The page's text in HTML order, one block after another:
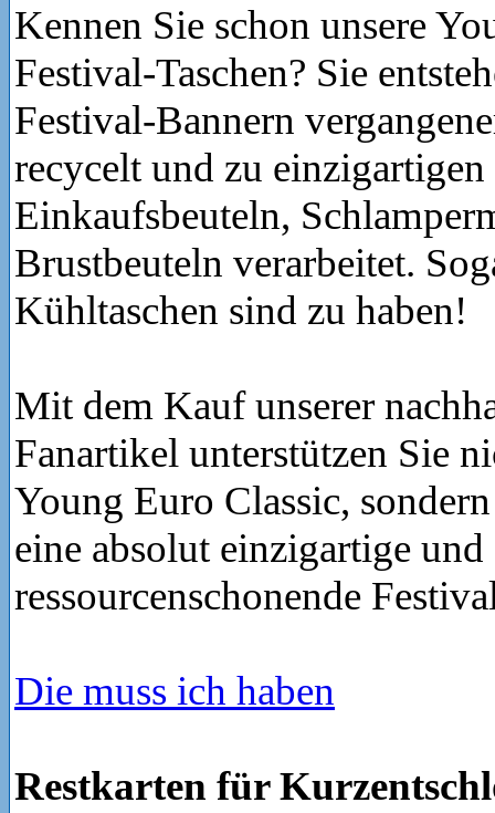
Kennen Sie schon unsere
Festival-Taschen? Sie
Festival-Bannern
recycelt und zu
Einkaufsbeuteln,
Brustbeuteln verarbeitet.
Kühltaschen sind zu haben!
Mit dem Kauf unserer
Fanartikel unterstützen Sie
Young Euro Classic,
eine absolut einzigartige und
ressourcenschonende
Die muss ich haben
Restkarten für